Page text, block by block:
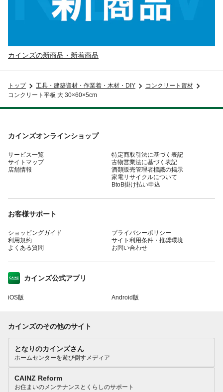
カインズの新商品・新着商品
トップ 工具・建築資材・作業着・木材・DIY
コンクリート資材
コンクリート平板 大 30×60×5cm
カインズオンラインショップ
サービス一覧
サイトマップ
店舗情報
特定商取引法に基づく表記
古物営業法に基づく表記
酒類販売管理者標識の掲示
家電リサイクルについて
BtoB掛け払い申込
お客様サポート
ショッピングガイド
利用規約
よくある質問
プライバシーポリシー
サイト利用条件・推奨環境
お問い合わせ
カインズ公式アプリ
iOS版 Android版
カインズのその他のサイト
となりのカインズさん
ホームセンターを遊び倒すメディア
CAINZ Reform
お住まいのメンテナンスとくらしのサポート